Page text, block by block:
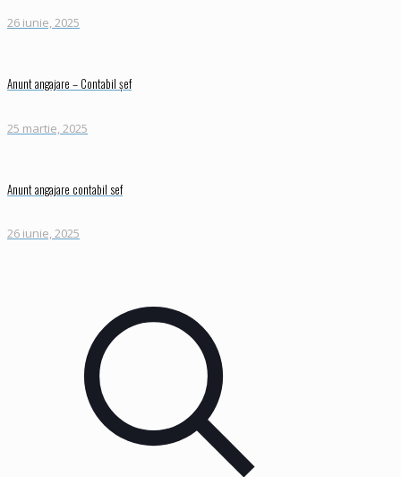
26 iunie, 2025
Anunt angajare – Contabil șef
25 martie, 2025
Anunt angajare contabil sef
26 iunie, 2025